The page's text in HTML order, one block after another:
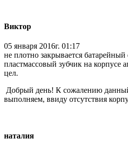
Виктор
05 января 2016г. 01:17
не плотно закрывается
пластмассовый зубчик на корпусе
цел.
Добрый день! К сожалению
выполняем, ввиду отсутствия
наталия